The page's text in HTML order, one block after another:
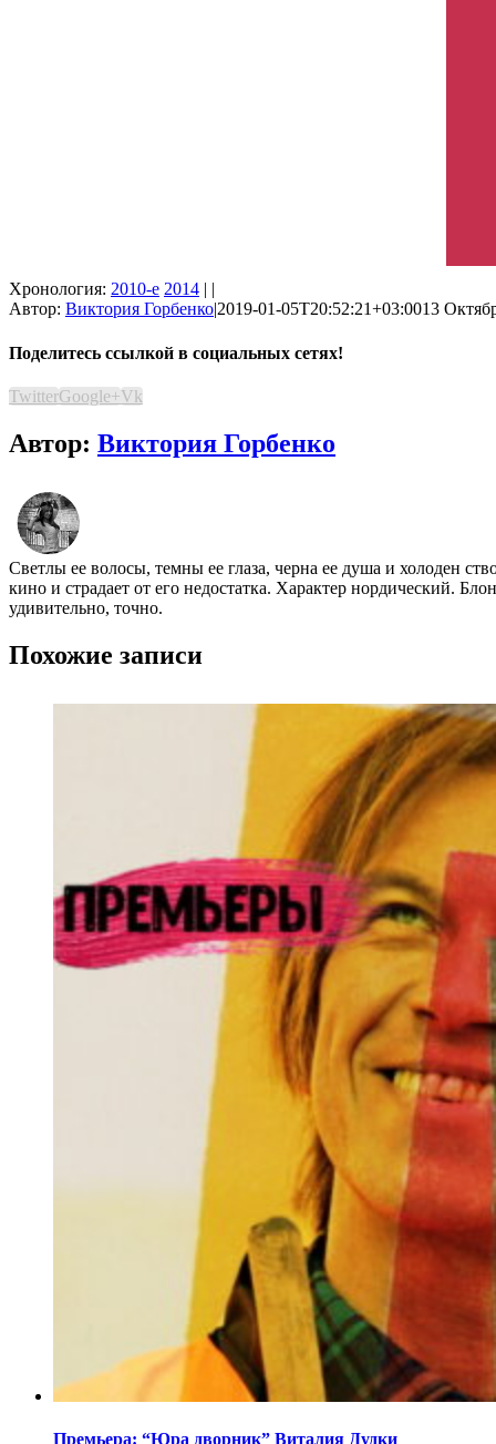
Хронология: 2010-е 2014 | |
Автор: Виктория Горбенко|2019-01-05T20:52:21+03:0013
Поделитесь ссылкой в социальных сетях!
TwitterGoogle+Vk
Автор: Виктория Горбенко
Светлы ее волосы, темны ее глаза, черна ее душа и холоден
кино и страдает от его недостатка. Характер нордический.
удивительно, точно.
Похожие записи
Премьера: “Юра дворник” Виталия Дудки